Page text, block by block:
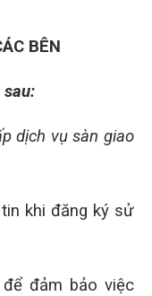
BÊN
sau:
dịch vụ sàn giao
khi đăng ký sử
đảm bảo việc